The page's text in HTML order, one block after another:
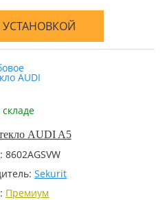
УСТАНОВКОЙ
AUDI A5
8602AGSVW
Sekurit
Премиум